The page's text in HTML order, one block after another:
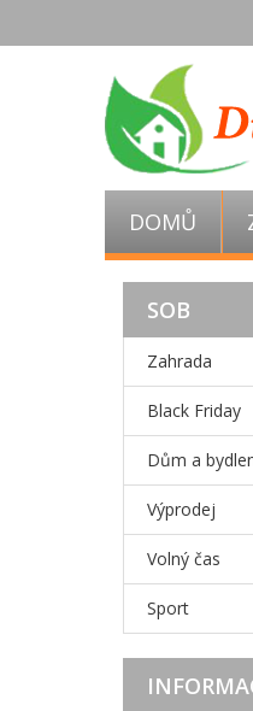
DOMŮ
SOB
Zahrada
Black Friday
Dům a
Výprodej
Volný čas
Sport